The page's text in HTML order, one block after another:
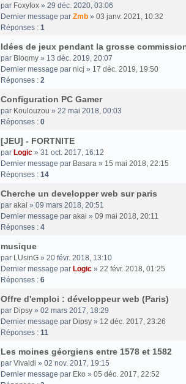
par Foxyfox » 29 déc. 2020, 03:06
Dernier message par Zmb » 03 janv. 2021, 10:32
Réponses : 1
Idées de jeux pendant la grosse
par Bloomy » 13 déc. 2019, 20:07
Dernier message par nicj » 17 déc. 2019, 19:50
Réponses : 2
Configuration PC Gamer
par Koulouzou » 22 mai 2018, 00:03
Réponses : 0
[JEU] - FORTNITE
par Logic » 31 oct. 2017, 16:12
Dernier message par Basara » 15 mai 2018, 22:15
Réponses : 14
Cherche un developper web sur paris
par akai » 09 mars 2018, 20:51
Dernier message par akai » 09 mai 2018, 20:11
Réponses : 4
musique
par LUsinG » 20 févr. 2018, 13:10
Dernier message par Logic » 22 févr. 2018, 01:25
Réponses : 6
Offre d'emploi : développeur web (Paris)
par Dipsy » 02 mars 2017, 18:29
Dernier message par Dipsy » 12 déc. 2017, 23:26
Réponses : 11
Les moines géorgiens entre 1578 et 1582
par Vivaldi » 02 nov. 2017, 19:15
Dernier message par Eko » 05 déc. 2017, 22:52